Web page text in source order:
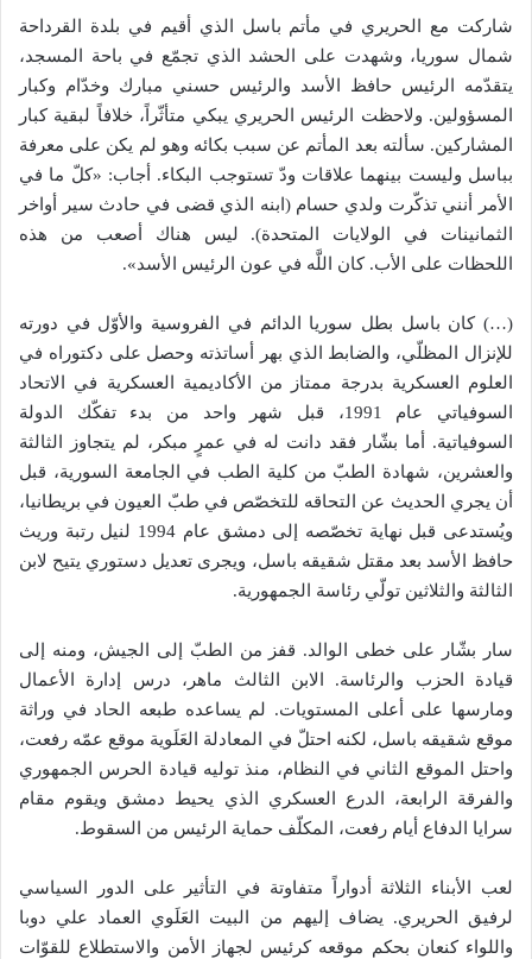
شاركت مع الحريري في مأتم باسل الذي أقيم في بلدة القرداحة
شمال سوريا، وشهدت على الحشد الذي تجمّع في باحة المسجد،
يتقدّمه الرئيس حافظ الأسد والرئيس حسني مبارك وخدّام وكبار
المسؤولين. ولاحظت الرئيس الحريري يبكي متأثّراً، خلافاً لبقية كبار
المشاركين. سألته بعد المأتم عن سبب بكائه وهو لم يكن على معرفة
بباسل وليست بينهما علاقات ودّ تستوجب البكاء. أجاب: «كلّ ما في
الأمر أنني تذكّرت ولدي حسام (ابنه الذي قضى في حادث سير أواخر
الثمانينات في الولايات المتحدة). ليس هناك أصعب من هذه
اللحظات على الأب. كان اللَّه في عون الرئيس الأسد».
(…) كان باسل بطل سوريا الدائم في الفروسية والأوّل في دورته
للإنزال المظلّي، والضابط الذي بهر أساتذته وحصل على دكتوراه في
العلوم العسكرية بدرجة ممتاز من الأكاديمية العسكرية في الاتحاد
السوفياتي عام 1991، قبل شهر واحد من بدء تفكّك الدولة
السوفياتية. أما بشّار فقد دانت له في عمرٍ مبكر، لم يتجاوز الثالثة
والعشرين، شهادة الطبّ من كلية الطب في الجامعة السورية، قبل
أن يجري الحديث عن التحاقه للتخصّص في طبّ العيون في بريطانيا،
ويُستدعى قبل نهاية تخصّصه إلى دمشق عام 1994 لنيل رتبة وريث
حافظ الأسد بعد مقتل شقيقه باسل، ويجرى تعديل دستوري يتيح لابن
الثالثة والثلاثين تولّي رئاسة الجمهورية.
سار بشّار على خطى الوالد. قفز من الطبّ إلى الجيش، ومنه إلى
قيادة الحزب والرئاسة. الابن الثالث ماهر، درس إدارة الأعمال
ومارسها على أعلى المستويات. لم يساعده طبعه الحاد في وراثة
موقع شقيقه باسل، لكنه احتلّ في المعادلة العَلَوية موقع عمّه رفعت،
واحتل الموقع الثاني في النظام، منذ توليه قيادة الحرس الجمهوري
والفرقة الرابعة، الدرع العسكري الذي يحيط دمشق ويقوم مقام
سرايا الدفاع أيام رفعت، المكلّف حماية الرئيس من السقوط.
لعب الأبناء الثلاثة أدواراً متفاوتة في التأثير على الدور السياسي
لرفيق الحريري. يضاف إليهم من البيت العَلَوي العماد علي دوبا
واللواء كنعان بحكم موقعه كرئيس لجهاز الأمن والاستطلاع للقوّات